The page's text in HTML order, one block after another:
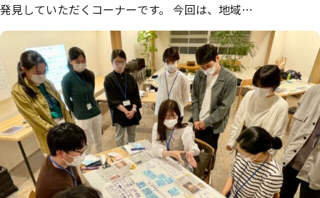
発見していただくコーナーです。 今回は、地域…